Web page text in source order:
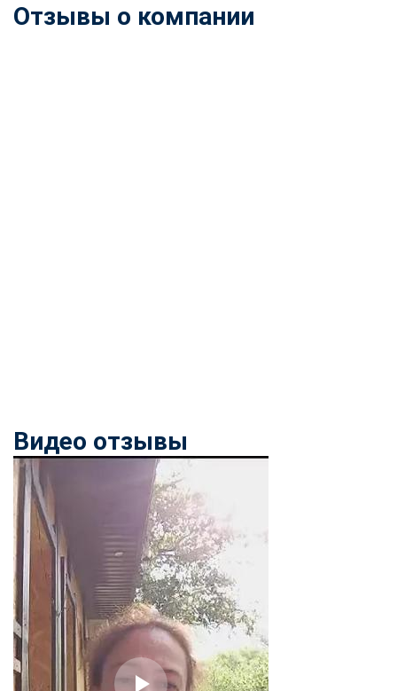
Отзывы о компании
Видео отзывы